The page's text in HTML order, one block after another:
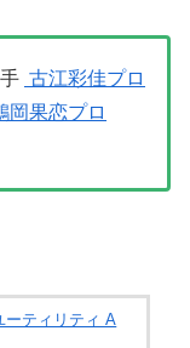
古江彩佳プロ
岡果恋プロ
ーティリティ A